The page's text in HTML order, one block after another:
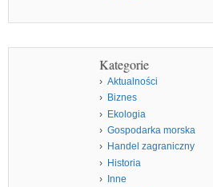
Kategorie
Aktualności
Biznes
Ekologia
Gospodarka morska
Handel zagraniczny
Historia
Inne